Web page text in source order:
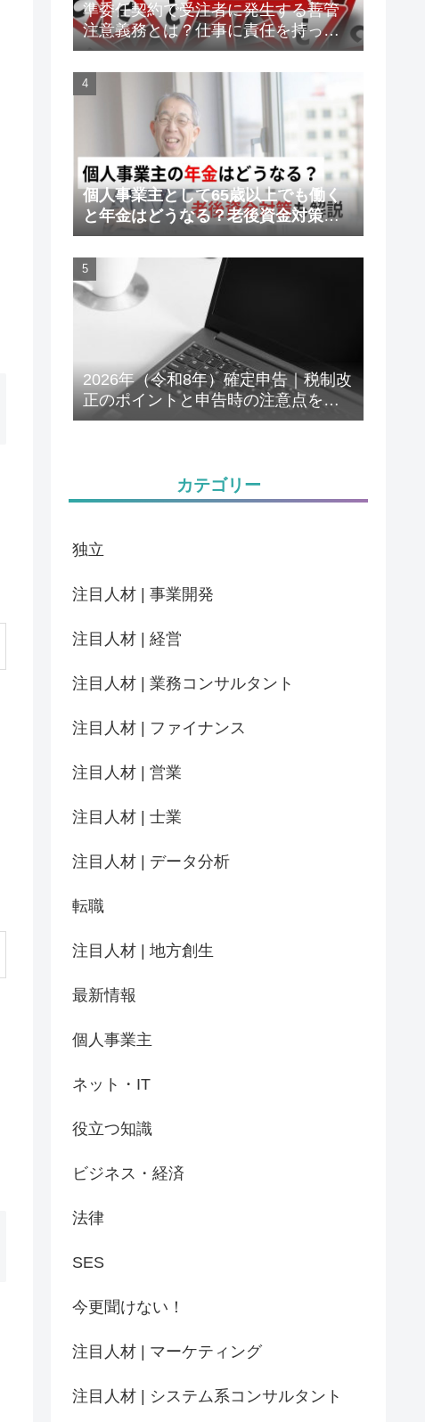
準委任契約で受注者に発生する善管
注意義務とは？仕事に責任を持って
トラブルを未然に防ごう！
個人事業主として65歳以上でも働く
と年金はどうなる？老後資金対策も
解説
2026年（令和8年）確定申告｜税制改
正のポイントと申告時の注意点をわ
かりやすく解説
カテゴリー
独立
注目人材 | 事業開発
注目人材 | 経営
注目人材 | 業務コンサルタント
注目人材 | ファイナンス
注目人材 | 営業
注目人材 | 士業
注目人材 | データ分析
転職
注目人材 | 地方創生
最新情報
個人事業主
ネット・IT
役立つ知識
ビジネス・経済
法律
SES
今更聞けない！
注目人材 | マーケティング
注目人材 | システム系コンサルタント